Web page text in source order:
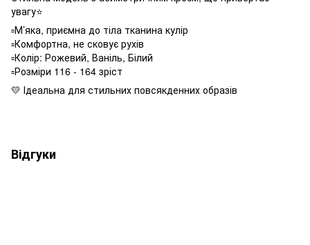
увагу⭐️
▫️М’яка, приємна до тіла тканина кулір
▫️Комфортна, не сковує рухів
▫️Колір: Рожевий, Ваніль, Білий
▫️Розміри 116 - 164 зріст
💛 Ідеальна для стильних повсякденних образів
Відгуки